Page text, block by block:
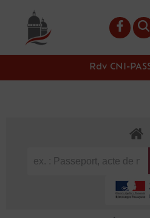
principal
Rdv CNI-